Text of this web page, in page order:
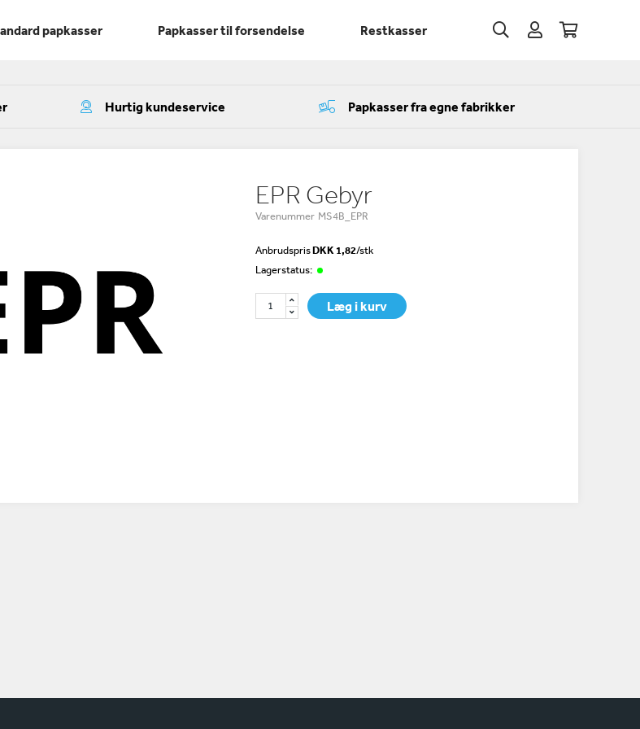
papkasser Papkasser til forsendelse Restkasser
Hurtig kundeservice Papkasser fra egne fabrikker
EPR Gebyr
Varenummer MS4B_EPR
AnbrudsprisDKK 1,82/stk
Lagerstatus:
Læg i kurv